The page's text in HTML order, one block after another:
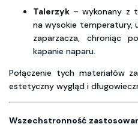
Talerzyk – wykonany z
na wysokie temperatury,
zaparzacza, chroniąc
kapanie naparu.
Połączenie tych materiałów
estetyczny wygląd i
Wszechstronność